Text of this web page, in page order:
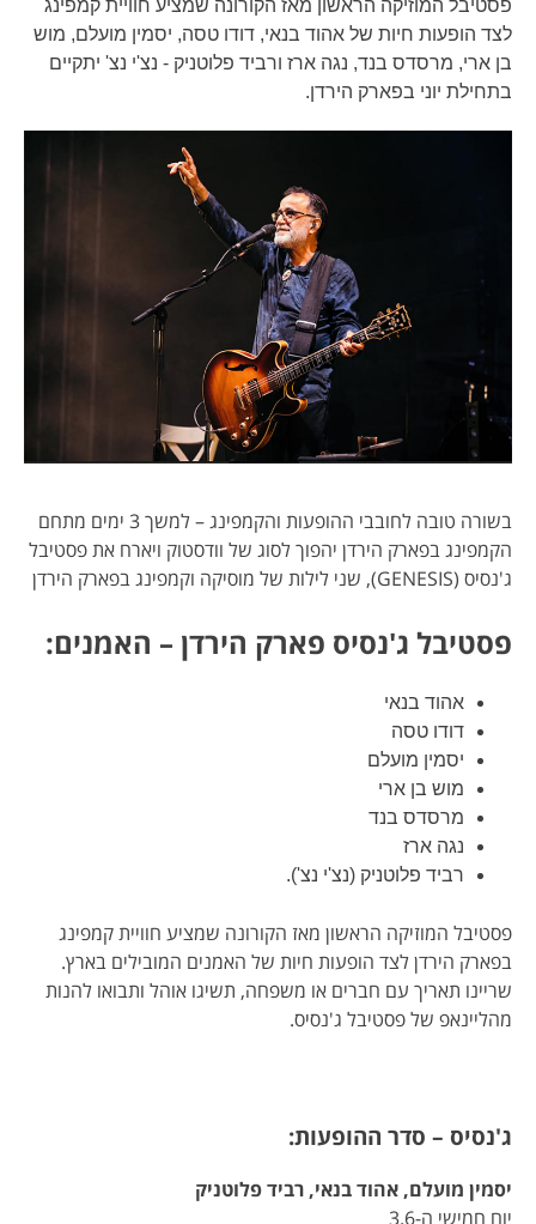
פסטיבל המוזיקה הראשון מאז הקורונה שמציע חוויית קמפינג
לצד הופעות חיות של אהוד בנאי, דודו טסה, יסמין מועלם, מוש
בן ארי, מרסדס בנד, נגה ארז ורביד פלוטניק - נצ'י נצ' יתקיים
בתחילת יוני בפארק הירדן.
בשורה טובה לחובבי ההופעות והקמפינג – למשך 3 ימים מתחם
הקמפינג בפארק הירדן יהפוך לסוג של וודסטוק ויארח את פסטיבל
ג'נסיס (GENESIS), שני לילות של מוסיקה וקמפינג בפארק הירדן
פסטיבל ג'נסיס פארק הירדן – האמנים:
אהוד בנאי
דודו טסה
יסמין מועלם
מוש בן ארי
מרסדס בנד
נגה ארז
רביד פלוטניק (נצ'י נצ').
פסטיבל המוזיקה הראשון מאז הקורונה שמציע חוויית קמפינג
בפארק הירדן לצד הופעות חיות של האמנים המובילים בארץ.
שריינו תאריך עם חברים או משפחה, תשיגו אוהל ותבואו להנות
מהליינאפ של פסטיבל ג'נסיס.
ג'נסיס – סדר ההופעות:
יסמין מועלם, אהוד בנאי, רביד פלוטניק
יום חמישי ה-3.6